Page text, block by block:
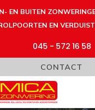
EN BUITEN
EN
045 - 572 16 58
CONTACT